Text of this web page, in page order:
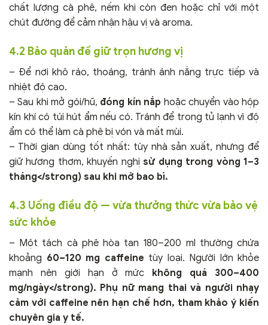
chất lượng cà phê, nếm khi còn đen hoặc chỉ với một
chút đường để cảm nhận hậu vị và aroma.
4.2 Bảo quản để giữ trọn hương vị
– Để nơi khô ráo, thoáng, tránh ánh nắng trực tiếp và
nhiệt độ cao.
– Sau khi mở gói/hũ, đóng kín nắp hoặc chuyển vào hộp
kín khí có túi hút ẩm nếu có. Tránh để trong tủ lạnh vì độ
ẩm có thể làm cà phê bị vón và mất mùi.
– Thời gian dùng tốt nhất: tùy nhà sản xuất, nhưng để
giữ hương thơm, khuyến nghịsử dụng trong vòng 1–3
tháng</strong) sau khi mở bao bì.
4.3 Uống điều độ — vừa thưởng thức vừa bảo vệ
sức khỏe
– Một tách cà phê hòa tan 180–200 ml thường chứa
khoảng 60–120 mg caffeine tùy loại. Người lớn khỏe
mạnh nên giới hạn ở mức không quá 300–400
mg/ngày</strong). Phụ nữ mang thai và người nhạy
cảm với caffeine nên hạn chế hơn, tham khảo ý kiến
chuyên gia y tế.